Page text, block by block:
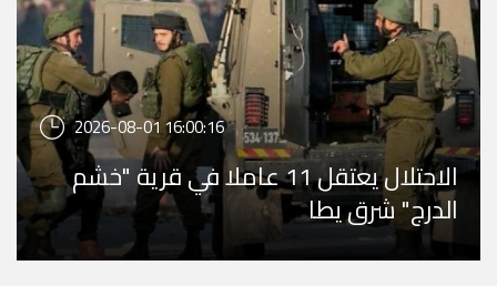
2026-08-01 16:00:16
الاحتلال يعتقل 11 عاملا في قرية "خشم
الدرج" شرق يطا